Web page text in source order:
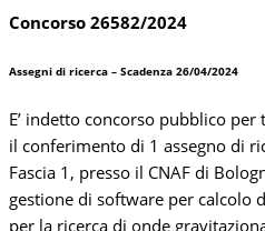
Concorso 26582/2024
Assegni di ricerca – Scadenza 26/04/2024
E’ indetto concorso pubblico
il conferimento di 1 assegno di
Fascia 1, presso il CNAF di
gestione di software per calcolo
per la ricerca di onde